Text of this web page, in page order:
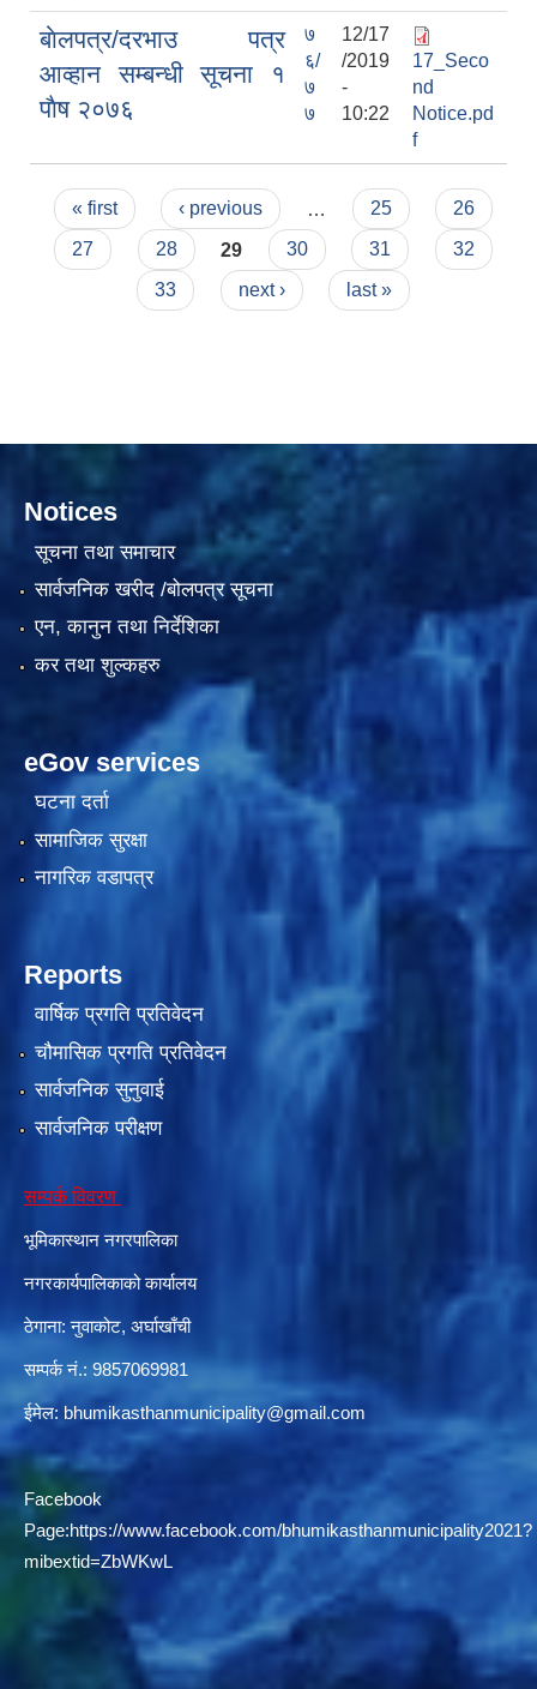
बाेलपत्र/दरभाउ पत्र
आव्हान सम्बन्धी सूचना १
पाैष २०७६
७
६/
७
७
12/17
/2019
-
10:22
17_Seco
nd
Notice.pd
f
Pages
« first ‹ previous 25
26
27
28 29 30 31
32
33
next › last »
Notices
सूचना तथा समाचार
सार्वजनिक खरीद /बोलपत्र सूचना
एन, कानुन तथा निर्देशिका
कर तथा शुल्कहरु
eGov services
घटना दर्ता
सामाजिक सुरक्षा
नागरिक वडापत्र
Reports
वार्षिक प्रगति प्रतिवेदन
चौमासिक प्रगति प्रतिवेदन
सार्वजनिक सुनुवाई
सार्वजनिक परीक्षण
सम्पर्क विवरण
भूमिकास्थान नगरपालिका
नगरकार्यपालिकाको कार्यालय
ठेगाना: नुवाकोट, अर्घाखाँची
सम्पर्क नं.: 9857069981
ईमेल: bhumikasthanmunicipality@gmail.com
Facebook
Page:https://www.facebook.com/bhumikasthanmunicipality2021?
mibextid=ZbWKwL